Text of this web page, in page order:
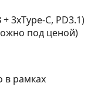
3xType-C, PD3.1)
под ценой)
в рамках